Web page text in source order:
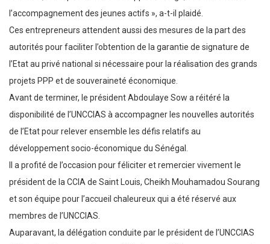
l’accompagnement des jeunes actifs », a-t-il plaidé.
Ces entrepreneurs attendent aussi des mesures de la part des
autorités pour faciliter l’obtention de la garantie de signature de
l’Etat au privé national si nécessaire pour la réalisation des grands
projets PPP et de souveraineté économique.
Avant de terminer, le président Abdoulaye Sow a réitéré la
disponibilité de l’UNCCIAS à accompagner les nouvelles autorités
de l’Etat pour relever ensemble les défis relatifs au
développement socio-économique du Sénégal.
Il a profité de l’occasion pour féliciter et remercier vivement le
président de la CCIA de Saint Louis, Cheikh Mouhamadou Sourang
et son équipe pour l’accueil chaleureux qui a été réservé aux
membres de l’UNCCIAS.
Auparavant, la délégation conduite par le président de l’UNCCIAS